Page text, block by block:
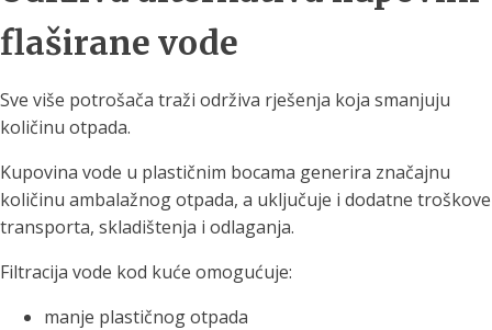
flaširane vode
Sve više potrošača traži održiva rješenja koja smanjuju
količinu otpada.
Kupovina vode u plastičnim bocama generira značajnu
količinu ambalažnog otpada, a uključuje i dodatne troškove
transporta, skladištenja i odlaganja.
Filtracija vode kod kuće omogućuje:
manje plastičnog otpada